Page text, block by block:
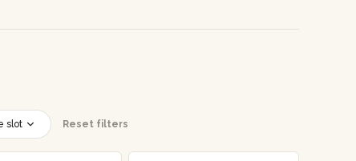
slot Reset filters